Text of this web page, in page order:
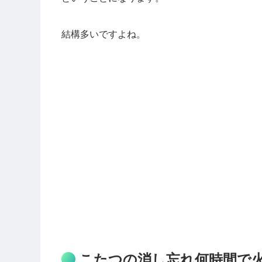
結構多いですよね。